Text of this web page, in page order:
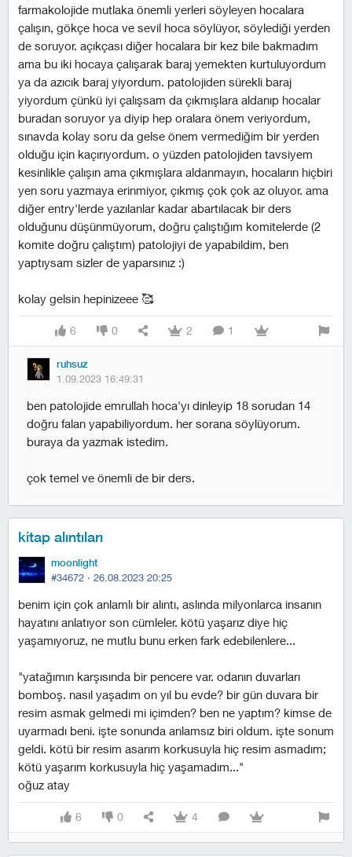
farmakolojide mutlaka önemli yerleri söyleyen hocalara
çalışın, gökçe hoca ve sevil hoca söylüyor, söylediği yerden
de soruyor. açıkçası diğer hocalara bir kez bile bakmadım
ama bu iki hocaya çalışarak baraj yemekten kurtuluyordum
ya da azıcık baraj yiyordum. patolojiden sürekli baraj
yiyordum çünkü iyi çalışsam da çıkmışlara aldanıp hocalar
buradan soruyor ya diyip hep oralara önem veriyordum,
sınavda kolay soru da gelse önem vermediğim bir yerden
olduğu için kaçırıyordum. o yüzden patolojiden tavsiyem
kesinlikle çalışın ama çıkmışlara aldanmayın, hocaların hiçbiri
yen soru yazmaya erinmiyor, çıkmış çok çok az oluyor. ama
diğer entry'lerde yazılanlar kadar abartılacak bir ders
olduğunu düşünmüyorum, doğru çalıştığım komitelerde (2
komite doğru çalıştım) patolojiyi de yapabildim, ben
yaptıysam sizler de yaparsınız :)
kolay gelsin hepinizeee 🥰
6 0 2 1
ruhsuz
1.09.2023 16:49:31
ben patolojide emrullah hoca'yı dinleyip 18 sorudan 14
doğru falan yapabiliyordum. her sorana söylüyorum.
buraya da yazmak istedim.
çok temel ve önemli de bir ders.
kitap alıntıları
moonlight
#34672 · 26.08.2023 20:25
benim için çok anlamlı bir alıntı, aslında milyonlarca insanın
hayatını anlatıyor son cümleler. kötü yaşarız diye hiç
yaşamıyoruz, ne mutlu bunu erken fark edebilenlere...
"yatağımın karşısında bir pencere var. odanın duvarları
bomboş. nasıl yaşadım on yıl bu evde? bir gün duvara bir
resim asmak gelmedi mi içimden? ben ne yaptım? kimse de
uyarmadı beni. i̇şte sonunda anlamsız biri oldum. i̇şte sonum
geldi. kötü bir resim asarım korkusuyla hiç resim asmadım;
kötü yaşarım korkusuyla hiç yaşamadım..."
oğuz atay
6 0 4